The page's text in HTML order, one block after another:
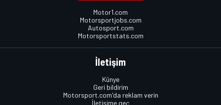
Motor1.com
Motorsportjobs.com
Autosport.com
Motorsportstats.com
İletişim
Künye
Geri bildirim
Motorsport.com'da reklam verin
İletişime geç